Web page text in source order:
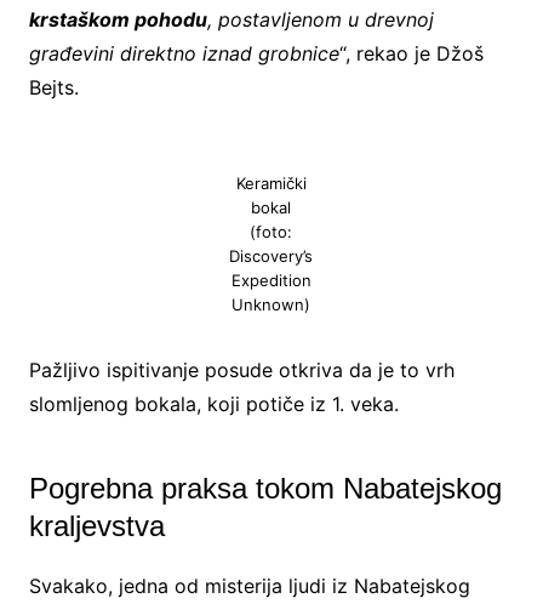
krstaškom pohodu, postavljenom u drevnoj
građevini direktno iznad grobnice“, rekao je Džoš
Bejts.
Keramički
bokal
(foto:
Discovery’s
Expedition
Unknown)
Pažljivo ispitivanje posude otkriva da je to vrh
slomljenog bokala, koji potiče iz 1. veka.
Pogrebna praksa tokom Nabatejskog
kraljevstva
Svakako, jedna od misterija ljudi iz Nabatejskog